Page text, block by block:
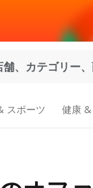
舗、カテゴリー
スポーツ 健康